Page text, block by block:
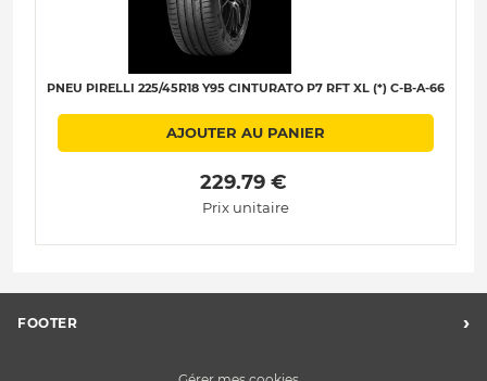
PNEU PIRELLI 225/45R18 Y95 CINTURATO P7 RFT XL (*) C-B-A-66
AJOUTER AU PANIER
229.79 €
Prix unitaire
FOOTER ›